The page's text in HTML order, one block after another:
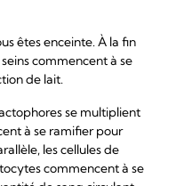
êtes enceinte. À la fin
commencent à se
de lait.
se multiplient
à se ramifier pour
les cellules de
commencent à se